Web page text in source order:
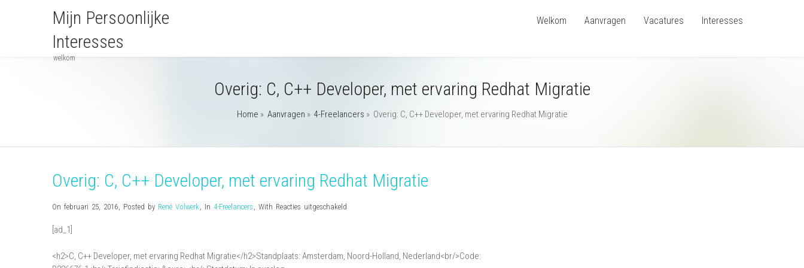
Mijn Persoonlijke
Interesses
welkom
Welkom Aanvragen Vacatures Interesses
Overig: C, C++ Developer, met ervaring Redhat Migratie
Home » Aanvragen » 4-Freelancers » Overig: C, C++ Developer, met ervaring Redhat Migratie
Overig: C, C++ Developer, met ervaring Redhat Migratie
On februari 25, 2016, Posted by René Volwerk, In 4-Freelancers , With Reacties uitgeschakeld
C++
[ad_1]
<h2>C, C++ Developer, met ervaring Redhat Migratie</h2>Standplaats: Amsterdam, Noord-Holland, Nederland<br/>Code: